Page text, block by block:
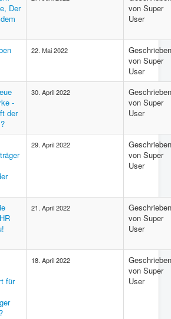
Der
von Super
User
22. Mai 2022
Geschrieben
von Super
User
-
der
30. April 2022
Geschrieben
von Super
User
29. April 2022
Geschrieben
von Super
User
21. April 2022
Geschrieben
von Super
User
für
18. April 2022
Geschrieben
von Super
User